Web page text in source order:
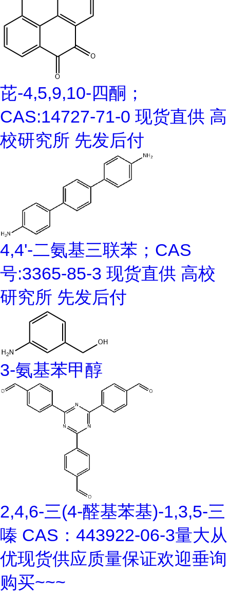
芘-4,5,9,10-四酮；
CAS:14727-71-0 现货直供 高
校研究所 先发后付
4,4'-二氨基三联苯；CAS
号:3365-85-3 现货直供 高校
研究所 先发后付
3-氨基苯甲醇
2,4,6-三(4-醛基苯基)-1,3,5-三
嗪 CAS：443922-06-3量大从
优现货供应质量保证欢迎垂询
购买~~~